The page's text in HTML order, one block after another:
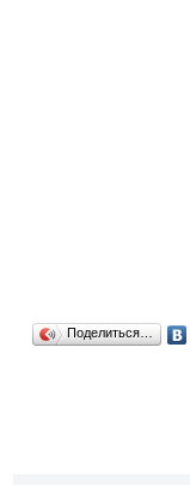
Поделиться…